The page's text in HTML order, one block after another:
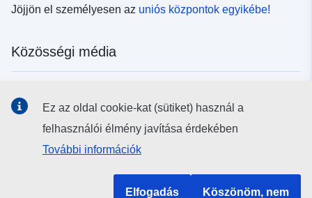
Jöjjön el személyesen az uniós központok egyikébe!
Közösségi média
Uniós intézmények és szervek
Ez az oldal cookie-kat (sütiket) használ a
felhasználói élmény javítása érdekében
További információk
Elfogadás Köszönöm, nem